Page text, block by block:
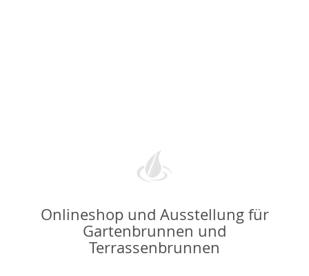
Onlineshop und Ausstellung für
Gartenbrunnen und
Terrassenbrunnen